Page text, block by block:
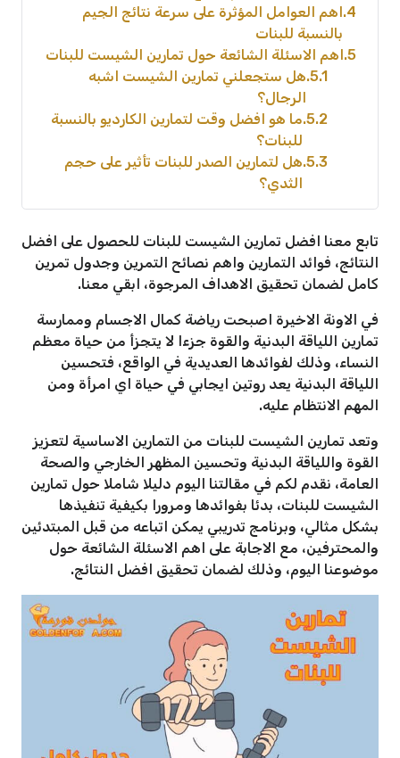
4 اهم العوامل المؤثرة على سرعة نتائج الجيم
بالنسبة للبنات
5 اهم الاسئلة الشائعة حول تمارين الشيست للبنات
5.1 هل ستجعلني تمارين الشيست اشبه
الرجال؟
5.2 ما هو افضل وقت لتمارين الكارديو بالنسبة
للبنات؟
5.3 هل لتمارين الصدر للبنات تأثير على حجم
الثدي؟
تابع معنا افضل تمارين الشيست للبنات للحصول على افضل
النتائج، فوائد التمارين واهم نصائح التمرين وجدول تمرين
كامل لضمان تحقيق الاهداف المرجوة، ابقي معنا.
في الاونة الاخيرة اصبحت رياضة كمال الاجسام وممارسة
تمارين اللياقة البدنية والقوة جزءا لا يتجزأ من حياة معظم
النساء، وذلك لفوائدها العديدية في الواقع، فتحسين
اللياقة البدنية يعد روتين ايجابي في حياة اي امرأة ومن
المهم الانتظام عليه.
وتعد تمارين الشيست للبنات من التمارين الاساسية لتعزيز
القوة واللياقة البدنية وتحسين المظهر الخارجي والصحة
العامة، نقدم لكم في مقالتنا اليوم دليلا شاملا حول تمارين
الشيست للبنات، بدئا بفوائدها ومرورا بكيفية تنفيذها
بشكل مثالي، وبرنامج تدريبي يمكن اتباعه من قبل المبتدئين
والمحترفين، مع الاجابة على اهم الاسئلة الشائعة حول
موضوعنا اليوم، وذلك لضمان تحقيق افضل النتائج.